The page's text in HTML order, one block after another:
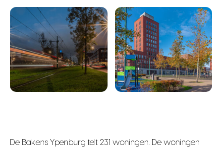
De Bakens Ypenburg telt 231 woningen. De woningen